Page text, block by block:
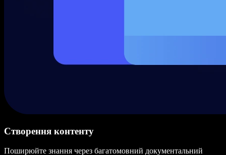
Створення контенту
Поширюйте знання через багатомовний документальний